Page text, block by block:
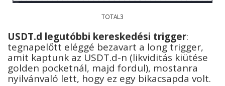
TOTAL3
USDT.d legutóbbi kereskedési trigger:
tegnapelőtt eléggé bezavart a long trigger,
amit kaptunk az USDT.d-n (likviditás kiütése
golden pocketnál, majd fordul), mostanra
nyilvánvaló lett, hogy ez egy bikacsapda volt.